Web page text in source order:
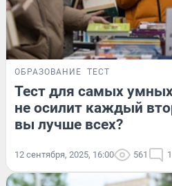
ОБРАЗОВАНИЕ ТЕСТ
Тест для самых
не осилит каждый
вы лучше всех?
12 сентября, 2025, 16:00 561 1